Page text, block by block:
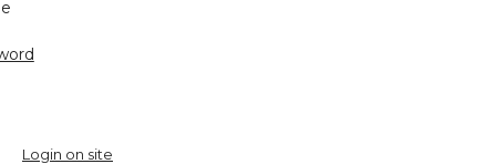
Login on site